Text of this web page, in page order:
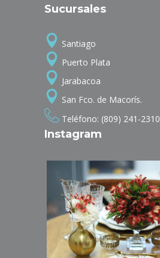
Sucursales
Santiago
Puerto Plata
Jarabacoa
San Fco. de Macorís.
Teléfono: (809) 241-2310
Instagram